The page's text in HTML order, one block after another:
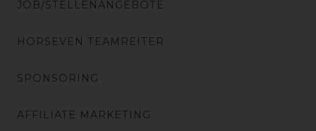
JOB/STELLENANGEBOTE
HORSEVEN TEAMREITER
SPONSORING
AFFILIATE MARKETING